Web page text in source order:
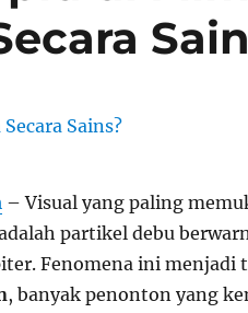
– Visual yang paling
partikel debu
Fenomena ini menjadi
, banyak penonton yang